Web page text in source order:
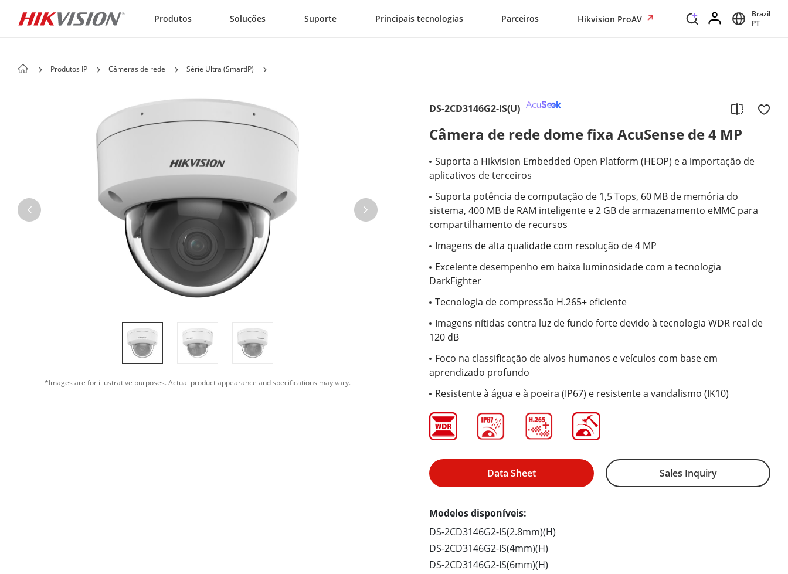
Produtos Soluções Suporte Principais tecnologias Parceiros Hikvision ProAV
Brazil
PT
Produtos IP Câmeras de rede Série Ultra (SmartIP)
*Images are for illustrative purposes. Actual product appearance and specifications may vary.
DS-2CD3146G2-IS(U)
Câmera de rede dome fixa AcuSense de 4 MP
Suporta a Hikvision Embedded Open Platform (HEOP) e a importação de
aplicativos de terceiros
Suporta potência de computação de 1,5 Tops, 60 MB de memória do
sistema, 400 MB de RAM inteligente e 2 GB de armazenamento eMMC para
compartilhamento de recursos
Imagens de alta qualidade com resolução de 4 MP
Excelente desempenho em baixa luminosidade com a tecnologia
DarkFighter
Tecnologia de compressão H.265+ eficiente
Imagens nítidas contra luz de fundo forte devido à tecnologia WDR real de
120 dB
Foco na classificação de alvos humanos e veículos com base em
aprendizado profundo
Resistente à água e à poeira (IP67) e resistente a vandalismo (IK10)
Data Sheet Sales Inquiry
Modelos disponíveis:
DS-2CD3146G2-IS(2.8mm)(H)
DS-2CD3146G2-IS(4mm)(H)
DS-2CD3146G2-IS(6mm)(H)